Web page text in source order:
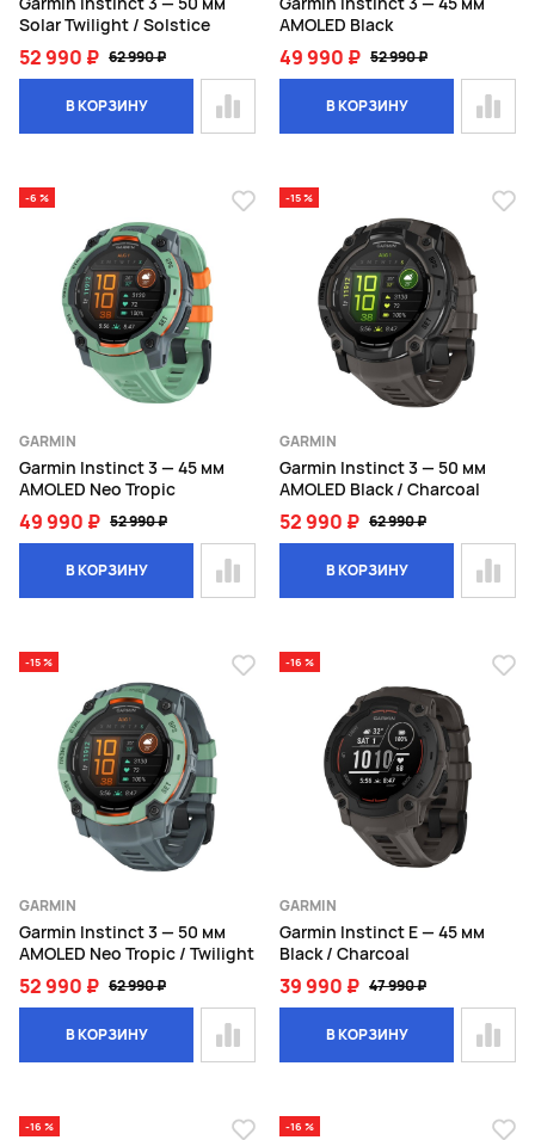
Solar Twilight / Solstice
52 990 ₽ 62 990 ₽
В КОРЗИНУ
AMOLED Black
49 990 ₽ 52 990 ₽
В КОРЗИНУ
-6 %
GARMIN
Garmin Instinct 3 — 45 мм
AMOLED Neo Tropic
49 990 ₽ 52 990 ₽
В КОРЗИНУ
-15 %
GARMIN
Garmin Instinct 3 — 50 мм
AMOLED Black / Charcoal
52 990 ₽ 62 990 ₽
В КОРЗИНУ
-15 %
GARMIN
Garmin Instinct 3 — 50 мм
AMOLED Neo Tropic / Twilight
52 990 ₽ 62 990 ₽
В КОРЗИНУ
-16 %
GARMIN
Garmin Instinct E — 45 мм
Black / Charcoal
39 990 ₽ 47 990 ₽
В КОРЗИНУ
-16 % -16 %